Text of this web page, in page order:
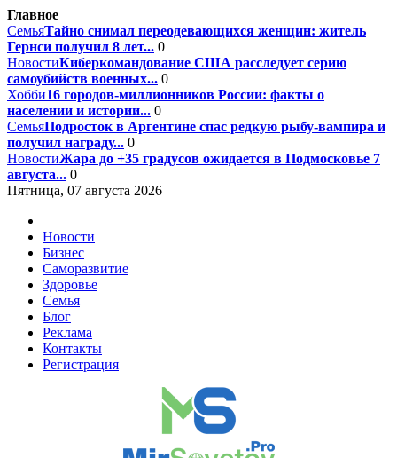
Главное
СемьяТайно снимал переодевающихся женщин: житель
Гернси получил 8 лет... 0
НовостиКиберкомандование США расследует серию
самоубийств военных... 0
Хобби16 городов-миллионников России: факты о
населении и истории... 0
СемьяПодросток в Аргентине спас редкую рыбу-вампира и
получил награду... 0
НовостиЖара до +35 градусов ожидается в Подмосковье 7
августа... 0
Пятница, 07 августа 2026
Новости
Бизнес
Саморазвитие
Здоровье
Семья
Блог
Реклама
Контакты
Регистрация